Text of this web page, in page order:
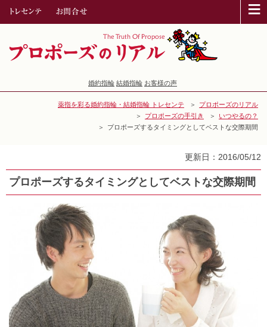
婚約指輪 結婚指輪 お客様の声
≡
薬指を彩る婚約指輪・結婚指輪 トレセンテ
プロポーズのリアル
プロポーズの手引き
いつやるの？
プロポーズするタイミングとしてベストな交際期間
更新日：2016/05/12
プロポーズするタイミングとしてベストな交際期間